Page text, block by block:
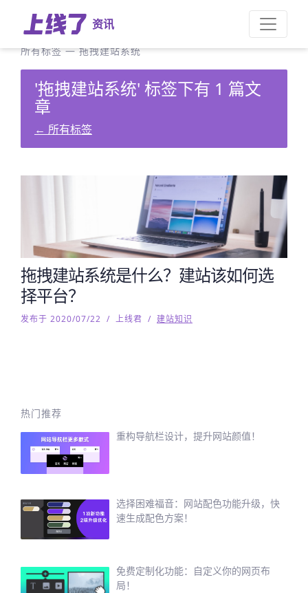
资讯
所有标签—拖拽建站系统
'拖拽建站系统' 标签下有 1 篇文
章
← 所有标签
拖拽建站系统是什么？建站该如何选
择平台？
发布于 2020/07/22 / 上线君 / 建站知识
热门推荐
重构导航栏设计，提升网站颜值！
选择困难福音：网站配色功能升级，快
速生成配色方案！
免费定制化功能：自定义你的网页布
局！